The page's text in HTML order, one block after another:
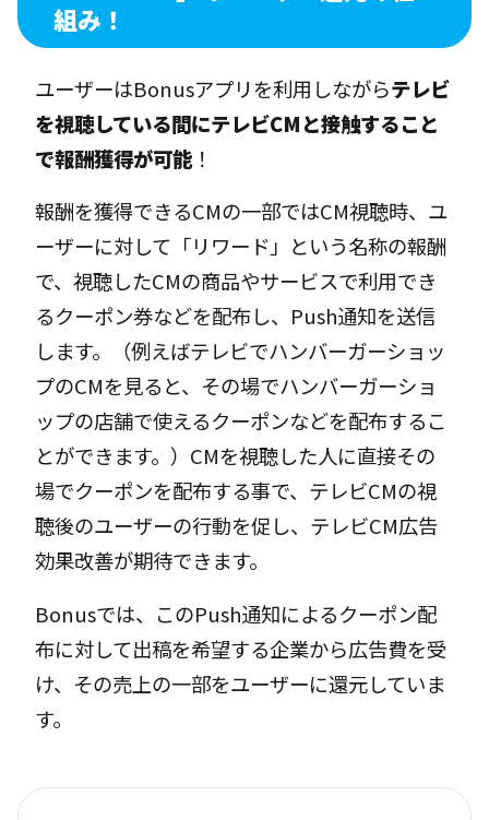
組み！
ユーザーはBonusアプリを利用しながらテレビ
を視聴している間にテレビCMと接触すること
で報酬獲得が可能！
報酬を獲得できるCMの一部ではCM視聴時、ユ
ーザーに対して「リワード」という名称の報酬
で、視聴したCMの商品やサービスで利用でき
るクーポン券などを配布し、Push通知を送信
します。（例えばテレビでハンバーガーショッ
プのCMを見ると、その場でハンバーガーショ
ップの店舗で使えるクーポンなどを配布するこ
とができます。）CMを視聴した人に直接その
場でクーポンを配布する事で、テレビCMの視
聴後のユーザーの行動を促し、テレビCM広告
効果改善が期待できます。
Bonusでは、このPush通知によるクーポン配
布に対して出稿を希望する企業から広告費を受
け、その売上の一部をユーザーに還元していま
す。